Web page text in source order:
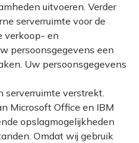
uitvoeren. Verder
serverruimte voor de
verkoop- en
persoonsgegevens een
Uw persoonsgegevens
serverruimte verstrekt.
Microsoft Office en IBM
opslagmogelijkheden
Omdat wij gebruik